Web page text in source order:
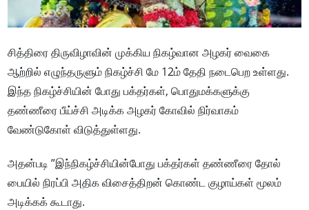
சித்திரை திருவிழாவின் முக்கிய நிகழ்வான அழகர் வைகை
ஆற்றில் எழுந்தருளும் நிகழ்ச்சி மே 12ம் தேதி நடைபெற உள்ளது.
இந்த நிகழ்ச்சியின் போது பக்தர்கள், பொதுமக்களுக்கு
தண்ணீரை பீய்ச்சி அடிக்க அழகர் கோவில் நிர்வாகம்
வேண்டுகோள் விடுத்துள்ளது.
அதன்படி ”இந்நிகழ்ச்சியின்போது பக்தர்கள் தண்ணீரை தோல்
பையில் நிரப்பி அதிக விசைத்திறன் கொண்ட குழாய்கள் மூலம்
அடிக்கக் கூடாது.